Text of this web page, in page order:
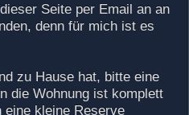
Seite per Email an an
denn für mich ist es
zu Hause hat, bitte eine
die Wohnung ist komplett
eine kleine Reserve